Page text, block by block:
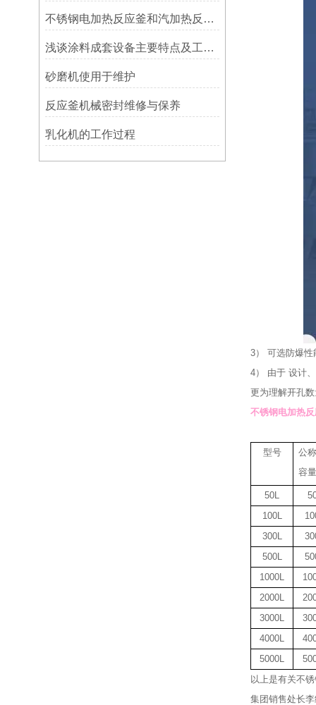
不锈钢电加热反应釜和汽加热反应釜构造原理、特点
浅谈涂料成套设备主要特点及工艺流程
砂磨机使用于维护
反应釜机械密封维修与保养
乳化机的工作过程
3） 可选防爆性
4） 由于 设计
更为理解开孔
不锈钢电加热
型号
公
容
50L
100L
300L
500L
1000L
2000L
3000L
4000L
5000L
以上是有关不
集团销售处长